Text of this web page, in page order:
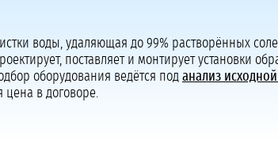
воды, удаляющая до 99% растворённых
поставляет и монтирует установки
оборудования ведётся под анализ
в договоре.
Пригласить в тендер
Колл-центр на связи с 9:00 до 19:00
Перезвоните нам